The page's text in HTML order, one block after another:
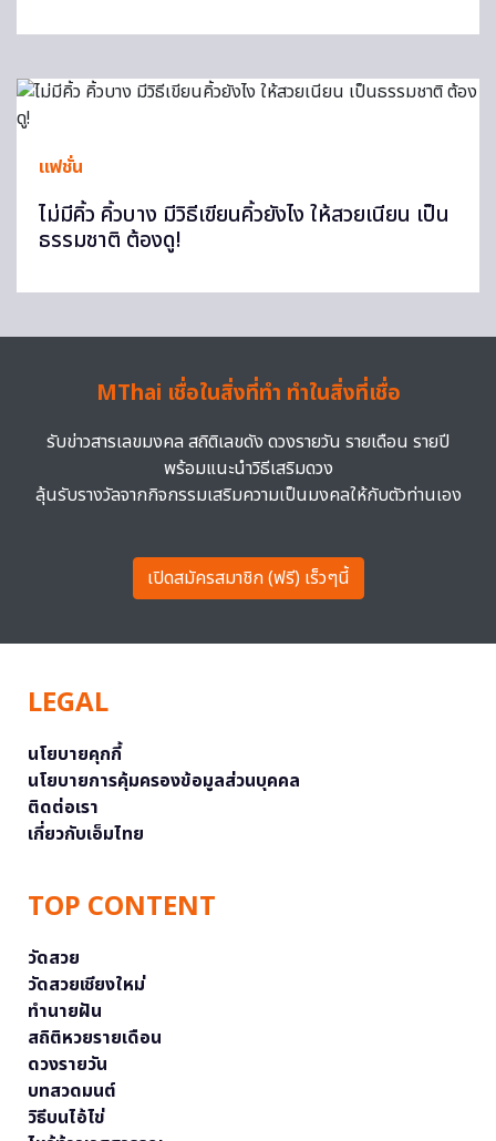
แฟชั่น
ไม่มีคิ้ว คิ้วบาง มีวิธีเขียนคิ้วยังไง ให้สวยเนียน เป็น
ธรรมชาติ ต้องดู!
MThai เชื่อในสิ่งที่ทำ ทำในสิ่งที่เชื่อ
รับข่าวสารเลขมงคล สถิติเลขดัง ดวงรายวัน รายเดือน รายปี
พร้อมแนะนำวิธีเสริมดวง
ลุ้นรับรางวัลจากกิจกรรมเสริมความเป็นมงคลให้กับตัวท่านเอง
เปิดสมัครสมาชิก (ฟรี) เร็วๆนี้
LEGAL
นโยบายคุกกี้
นโยบายการคุ้มครองข้อมูลส่วนบุคคล
ติดต่อเรา
เกี่ยวกับเอ็มไทย
TOP CONTENT
วัดสวย
วัดสวยเชียงใหม่
ทำนายฝัน
สถิติหวยรายเดือน
ดวงรายวัน
บทสวดมนต์
วิธีบนไอ้ไข่